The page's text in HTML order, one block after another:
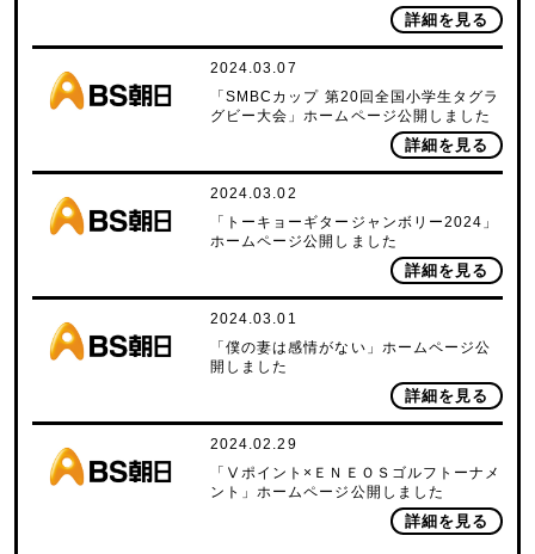
詳細を見る
2024.03.07
「SMBCカップ 第20回全国小学生タグラ
グビー大会」ホームページ公開しました
詳細を見る
2024.03.02
「トーキョーギタージャンボリー2024」
ホームページ公開しました
詳細を見る
2024.03.01
「僕の妻は感情がない」ホームページ公
開しました
詳細を見る
2024.02.29
「Ⅴポイント×ＥＮＥＯＳゴルフトーナメ
ント」ホームページ公開しました
詳細を見る